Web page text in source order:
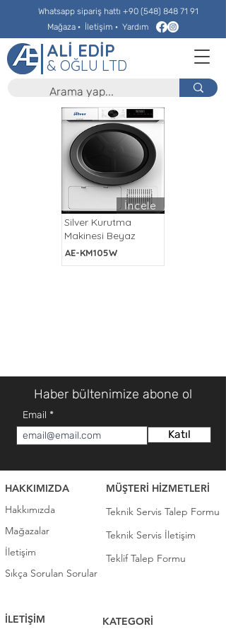
ALİ EDİP
& OĞLU LTD
Whatsapp sipariş hattı +90 (548) 848 71 91
Mağaza · İletişim · Yardım
İncele
Silver Kurutma
Makinesi Beyaz
AE-KM105W
Haber bültenimize abone ol
Email
Katıl
HAKKIMIZDA
Hakkımızda
Mağazalar
İletişim
Sıkça Sorulan Sorular
MÜŞTERİ HİZMETLERİ
Teknik Servis Talep Formu
Teknik Servis İletişim
Teklif Talep Formu
İLETİŞİM
KATEGORİ